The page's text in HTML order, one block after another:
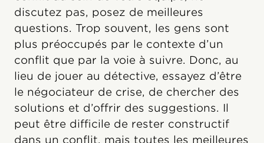
discutez pas, posez de meilleures
questions. Trop souvent, les gens sont
plus préoccupés par le contexte d’un
conflit que par la voie à suivre. Donc, au
lieu de jouer au détective, essayez d’être
le négociateur de crise, de chercher des
solutions et d’offrir des suggestions. Il
peut être difficile de rester constructif
dans un conflit, mais toutes les meilleures